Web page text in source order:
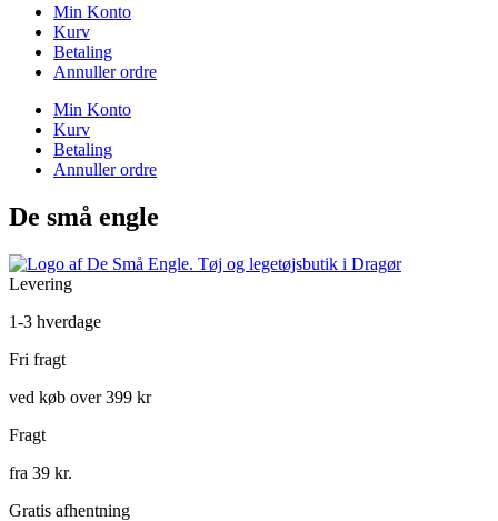
Min Konto
Kurv
Betaling
Annuller ordre
Min Konto
Kurv
Betaling
Annuller ordre
De små engle
Levering
1-3 hverdage
Fri fragt
ved køb over 399 kr
Fragt
fra 39 kr.
Gratis afhentning